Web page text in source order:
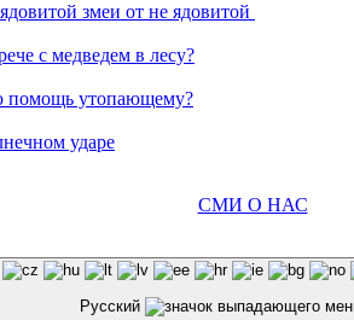
змеи от не ядовитой
с медведем в лесу?
помощь утопающему?
ударе
СМИ О НАС
Русский